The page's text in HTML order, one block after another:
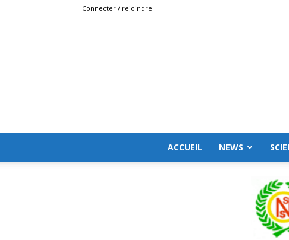
Connecter / rejoindre
ACCUEIL NEWS